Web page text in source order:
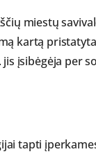
miestų
kartą
įsibėgėja per
tapti